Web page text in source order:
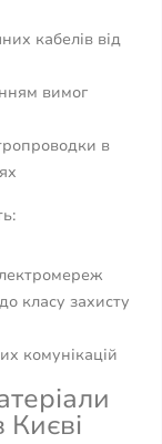
кабелів від
вимог
в
класу захисту
комунікацій